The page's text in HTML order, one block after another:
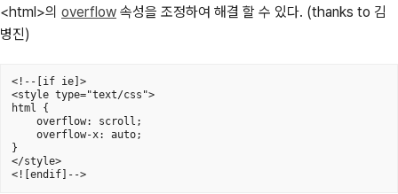
<html>의 overflow 속성을 조정하여 해결 할 수 있다. (thanks to 김
병진)
<!--[if ie]>
<style type="text/css">
html {
}
</style>
<![endif]-->